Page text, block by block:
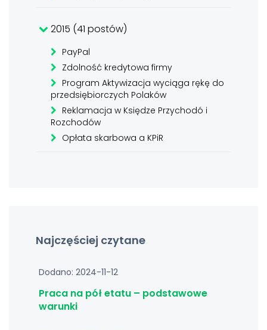
2015 (41 postów)
PayPal
Zdolność kredytowa firmy
Program Aktywizacja wyciąga rękę do
przedsiębiorczych Polaków
Reklamacja w Księdze Przychodó i
Rozchodów
Opłata skarbowa a KPiR
Najczęściej czytane
Dodano: 2024-11-12
Praca na pół etatu – podstawowe
warunki